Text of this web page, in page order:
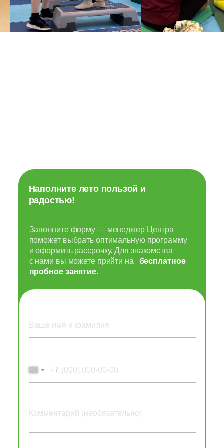
Наполните лето пользой и
радостью!
бесплатное
пробное занятие.
Заполните форму — менеджер Центра
поможет выбрать оптимальную программу
и оформить рассрочку. Для знакомства
с нами вы можете прийти на
+7